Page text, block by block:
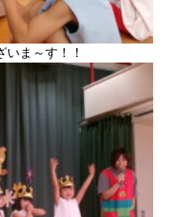
ま～す！！